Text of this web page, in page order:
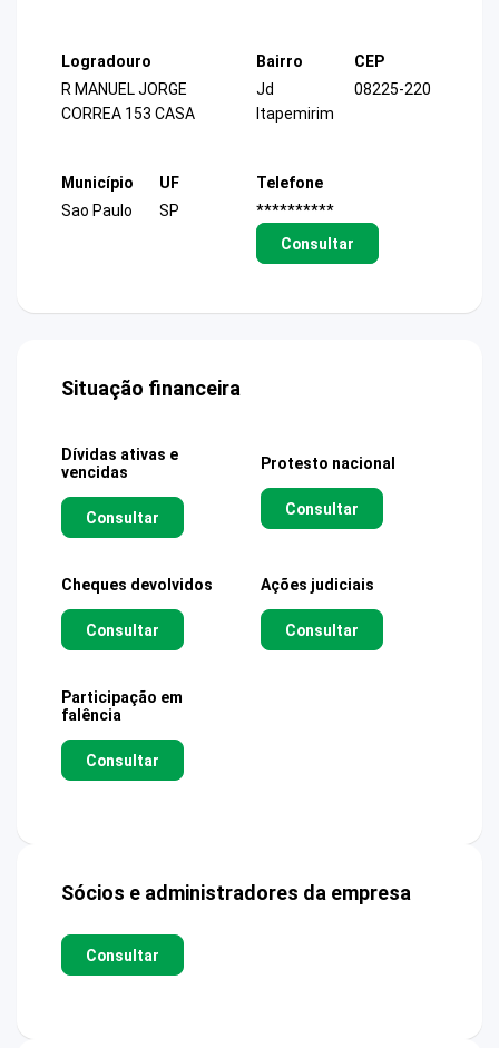
Logradouro
R MANUEL JORGE
CORREA 153 CASA
Bairro
Jd
Itapemirim
CEP
08225-220
Município
Sao Paulo
UF
SP
Telefone
**********
Consultar
Situação financeira
Dívidas ativas e
vencidas
Consultar
Protesto nacional
Consultar
Cheques devolvidos
Consultar
Ações judiciais
Consultar
Participação em
falência
Consultar
Sócios e administradores da empresa
Consultar